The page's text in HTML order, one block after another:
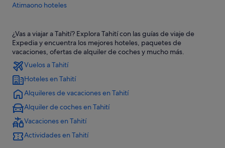
Atimaono hoteles
B&B en Tahití
Villas en Tahití
Taravao hoteles
Vaira'o hoteles
Hoteles con casino en Tahití
Cabañas en Tahití
Hoteles con todo incluido en Tahití
Apartamentos en Tahití
¿Vas a viajar a Tahití? Explora Tahití con las guías de viaje de
Expedia y encuentra los mejores hoteles, paquetes de
vacaciones, ofertas de alquiler de coches y mucho más.
Vuelos a Tahití
Hoteles en Tahití
Alquileres de vacaciones en Tahití
Alquiler de coches en Tahití
Vacaciones en Tahití
Actividades en Tahití